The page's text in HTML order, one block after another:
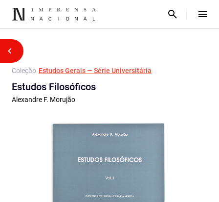
Coleção Estudos Gerais — Série Universitária
Estudos Filosóficos
Alexandre F. Morujão